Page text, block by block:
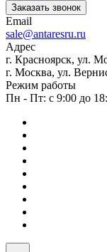
Заказать звонок
Email
sale@antaresru.ru
Адрес
г. Красноярск, ул.
г. Москва, ул.
Режим работы
Пн - Пт: с 9:00 до